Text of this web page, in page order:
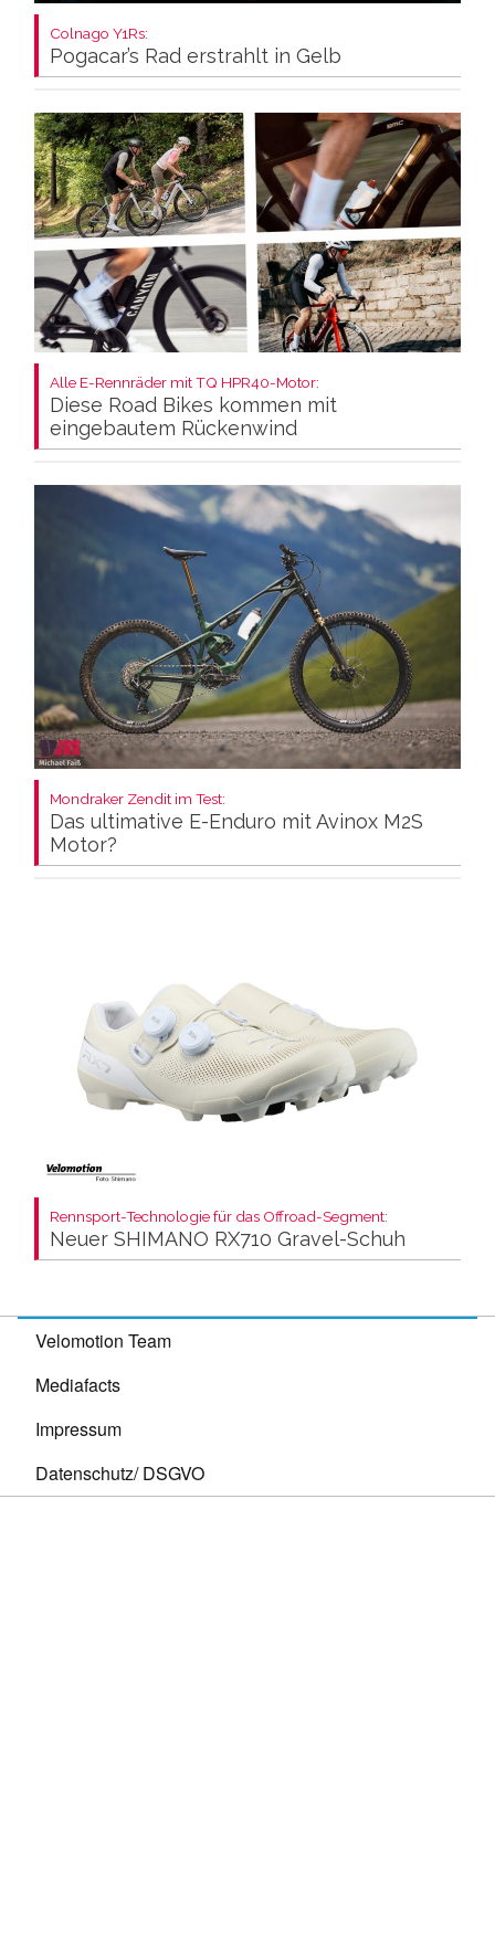
Colnago Y1Rs:
Pogacar’s Rad erstrahlt in Gelb
Alle E-Rennräder mit TQ HPR40-Motor:
Diese Road Bikes kommen mit
eingebautem Rückenwind
Mondraker Zendit im Test:
Das ultimative E-Enduro mit Avinox M2S
Motor?
Rennsport-Technologie für das Offroad-Segment:
Neuer SHIMANO RX710 Gravel-Schuh
Velomotion Team
Mediafacts
Impressum
Datenschutz/ DSGVO